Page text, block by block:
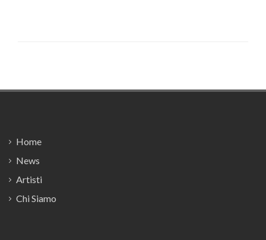
Home
News
Artisti
Chi Siamo